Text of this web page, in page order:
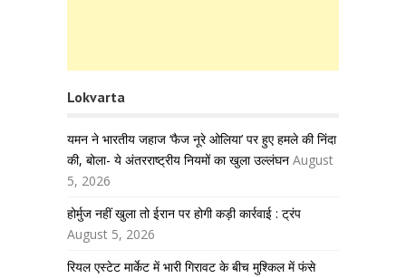
Lokvarta
यमन ने भारतीय जहाज ‘फैज नूरे ओलिया’ पर हुए हमले की निंदा
की, बोला- ये अंतरराष्ट्रीय नियमों का खुला उल्लंघन August
5, 2026
होर्मुज नहीं खुला तो ईरान पर होगी कड़ी कार्रवाई : ट्रंप
August 5, 2026
रियल एस्टेट मार्केट में भारी गिरावट के बीच मुश्किल में फंसे